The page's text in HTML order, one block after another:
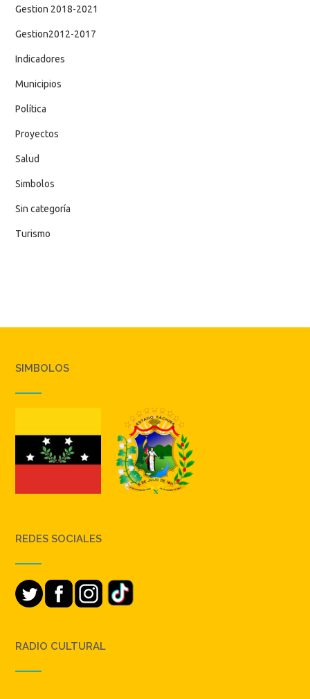
Gestion 2018-2021
Gestion2012-2017
Indicadores
Municipios
Política
Proyectos
Salud
Simbolos
Sin categoría
Turismo
SIMBOLOS
REDES SOCIALES
RADIO CULTURAL